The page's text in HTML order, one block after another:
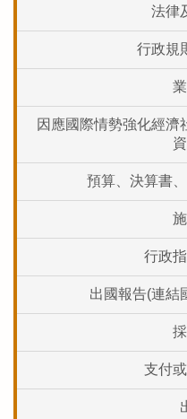
法律
行政規
因應國際情勢強化經濟
預算、決算書
行政
出國報告(連結
支付